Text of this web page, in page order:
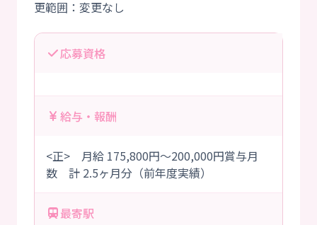
応募資格
給与・報酬
<正> 月給 175,800円～200,000円賞与月
数 計 2.5ヶ月分（前年度実績）
最寄駅